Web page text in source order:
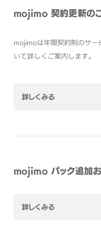
mojimo 契約更新の
mojimoは年間契約制のサ
いて詳しくご案内します。
詳しくみる
mojimo パック追加
詳しくみる